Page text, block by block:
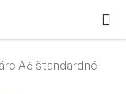
KOŠÍK
A6 štandardné